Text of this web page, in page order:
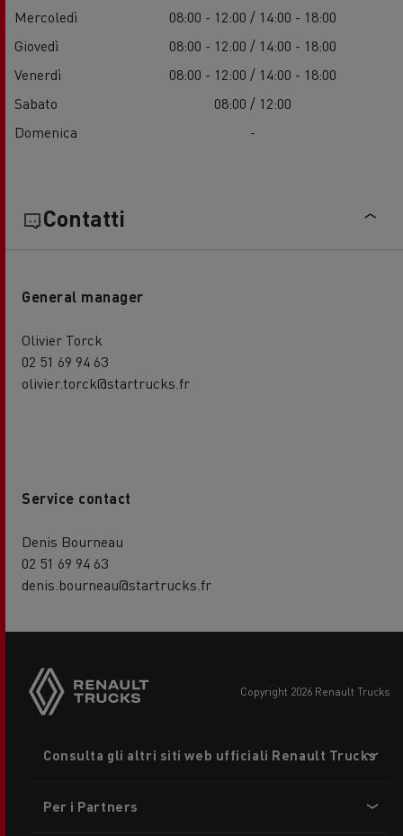
Mercoledì
08:00 - 12:00 / 14:00 - 18:00
Giovedì
08:00 - 12:00 / 14:00 - 18:00
Venerdì
08:00 - 12:00 / 14:00 - 18:00
Sabato
08:00 / 12:00
Domenica
-
Contatti
General manager
Olivier Torck
02 51 69 94 63
olivier.torck@startrucks.fr
Service contact
Denis Bourneau
02 51 69 94 63
denis.bourneau@startrucks.fr
copyright 2026 Renault Trucks
menu
Consulta gli altri siti web ufficiali Renault Trucks
Per i Partners